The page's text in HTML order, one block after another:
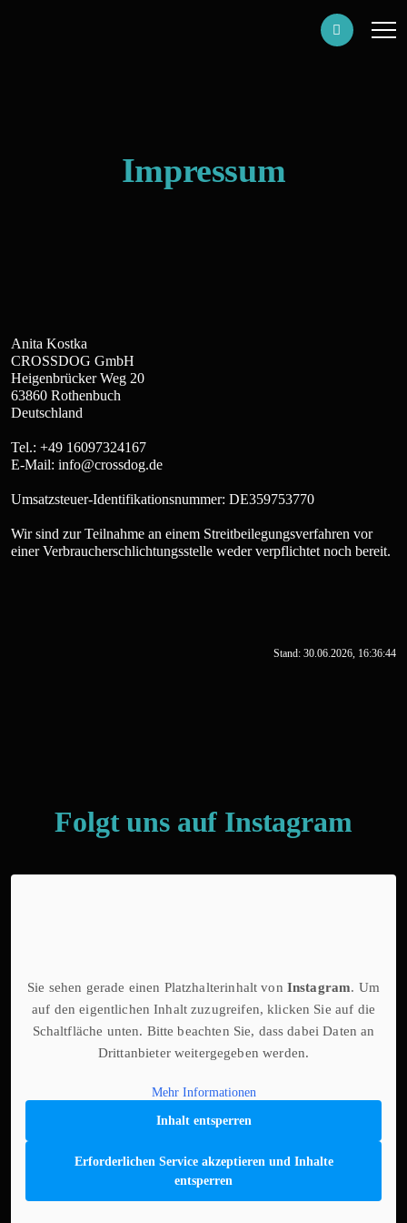
Impressum
Anita Kostka
CROSSDOG GmbH
Heigenbrücker Weg 20
63860 Rothenbuch
Deutschland
Tel.: +49 16097324167
E-Mail: info@crossdog.de
Umsatzsteuer-Identifikationsnummer: DE359753770
Wir sind zur Teilnahme an einem Streitbeilegungsverfahren vor
einer Verbraucherschlichtungsstelle weder verpflichtet noch bereit.
Stand: 30.06.2026, 16:36:44
Folgt uns auf Instagram
Sie sehen gerade einen Platzhalterinhalt von Instagram. Um
auf den eigentlichen Inhalt zuzugreifen, klicken Sie auf die
Schaltfläche unten. Bitte beachten Sie, dass dabei Daten an
Drittanbieter weitergegeben werden.
Mehr Informationen
Inhalt entsperren
Erforderlichen Service akzeptieren und Inhalte
entsperren